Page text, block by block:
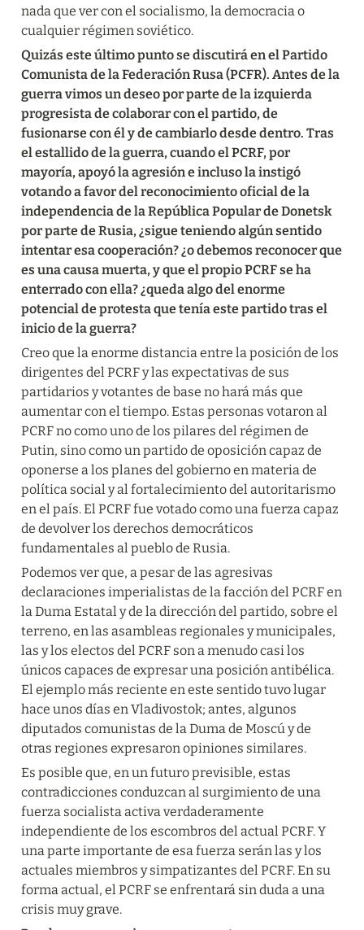
nada que ver con el socialismo, la democracia o
cualquier régimen soviético.
Quizás este último punto se discutirá en el Partido
Comunista de la Federación Rusa (PCFR). Antes de la
guerra vimos un deseo por parte de la izquierda
progresista de colaborar con el partido, de
fusionarse con él y de cambiarlo desde dentro. Tras
el estallido de la guerra, cuando el PCRF, por
mayoría, apoyó la agresión e incluso la instigó
votando a favor del reconocimiento oficial de la
independencia de la República Popular de Donetsk
por parte de Rusia, ¿sigue teniendo algún sentido
intentar esa cooperación? ¿o debemos reconocer que
es una causa muerta, y que el propio PCRF se ha
enterrado con ella? ¿queda algo del enorme
potencial de protesta que tenía este partido tras el
inicio de la guerra?
Creo que la enorme distancia entre la posición de los
dirigentes del PCRF y las expectativas de sus
partidarios y votantes de base no hará más que
aumentar con el tiempo. Estas personas votaron al
PCRF no como uno de los pilares del régimen de
Putin, sino como un partido de oposición capaz de
oponerse a los planes del gobierno en materia de
política social y al fortalecimiento del autoritarismo
en el país. El PCRF fue votado como una fuerza capaz
de devolver los derechos democráticos
fundamentales al pueblo de Rusia.
Podemos ver que, a pesar de las agresivas
declaraciones imperialistas de la facción del PCRF en
la Duma Estatal y de la dirección del partido, sobre el
terreno, en las asambleas regionales y municipales,
las y los electos del PCRF son a menudo casi los
únicos capaces de expresar una posición antibélica.
El ejemplo más reciente en este sentido tuvo lugar
hace unos días en Vladivostok; antes, algunos
diputados comunistas de la Duma de Moscú y de
otras regiones expresaron opiniones similares.
Es posible que, en un futuro previsible, estas
contradicciones conduzcan al surgimiento de una
fuerza socialista activa verdaderamente
independiente de los escombros del actual PCRF. Y
una parte importante de esa fuerza serán las y los
actuales miembros y simpatizantes del PCRF. En su
forma actual, el PCRF se enfrentará sin duda a una
crisis muy grave.